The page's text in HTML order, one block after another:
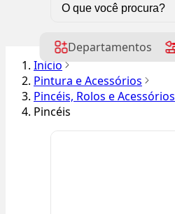
Departamentos
Início
Pintura e Acessórios
Pincéis, Rolos e Acessórios
Pincéis